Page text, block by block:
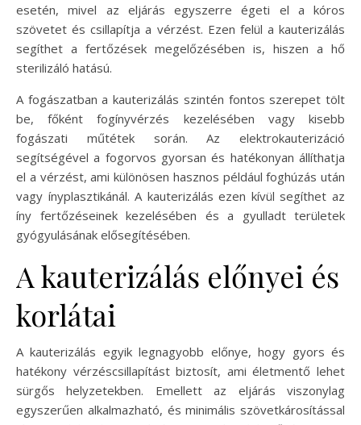
esetén, mivel az eljárás egyszerre égeti el a kóros
szövetet és csillapítja a vérzést. Ezen felül a kauterizálás
segíthet a fertőzések megelőzésében is, hiszen a hő
sterilizáló hatású.
A fogászatban a kauterizálás szintén fontos szerepet tölt
be, főként fogínyvérzés kezelésében vagy kisebb
fogászati műtétek során. Az elektrokauterizáció
segítségével a fogorvos gyorsan és hatékonyan állíthatja
el a vérzést, ami különösen hasznos például foghúzás után
vagy ínyplasztikánál. A kauterizálás ezen kívül segíthet az
íny fertőzéseinek kezelésében és a gyulladt területek
gyógyulásának elősegítésében.
A kauterizálás előnyei és
korlátai
A kauterizálás egyik legnagyobb előnye, hogy gyors és
hatékony vérzéscsillapítást biztosít, ami életmentő lehet
sürgős helyzetekben. Emellett az eljárás viszonylag
egyszerűen alkalmazható, és minimális szövetkárosítással